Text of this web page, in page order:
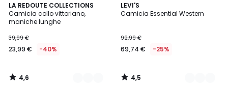
LA REDOUTE COLLECTIONS
Camicia collo vittoriano,
maniche lunghe
39,99 €
23,99 € -40%
4,6
/ 5
3
Colori
4,6
/
LEVI'S
Camicia Essential Western
92,99 €
69,74 € -25%
4,5
/ 5
3
Colori
4,5
/